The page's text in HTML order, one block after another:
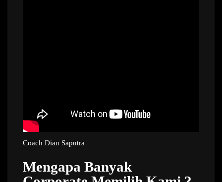
Coach Dian Saputra
Mengapa Banyak